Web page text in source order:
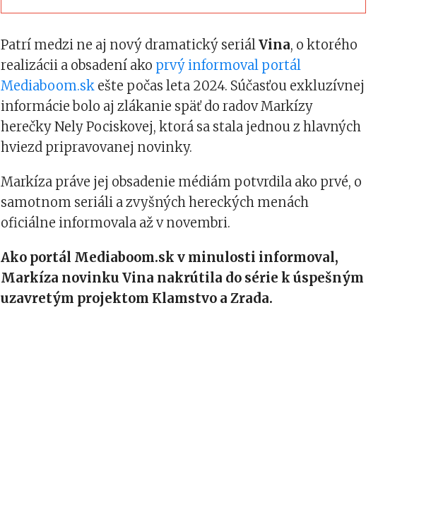
Patrí medzi ne aj nový dramatický seriálVina, o ktorého
realizácii a obsadení ako prvý informoval portál
Mediaboom.sk ešte počas leta 2024. Súčasťou exkluzívnej
informácie bolo aj zlákanie späť do radov Markízy
herečky Nely Pociskovej, ktorá sa stala jednou z hlavných
hviezd pripravovanej novinky.
Markíza práve jej obsadenie médiám potvrdila ako prvé, o
samotnom seriáli a zvyšných hereckých menách
oficiálne informovala až v novembri.
Ako portál Mediaboom.sk v minulosti informoval,
Markíza novinku Vina nakrútila do série k úspešným
uzavretým projektom Klamstvo a Zrada.